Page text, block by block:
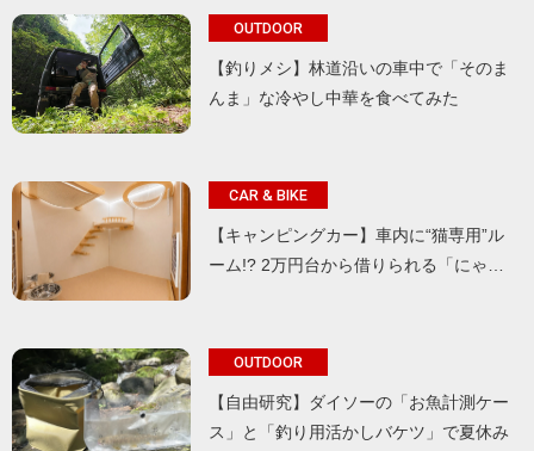
OUTDOOR
【釣りメシ】林道沿いの車中で「そのま
んま」な冷やし中華を食べてみた
CAR & BIKE
【キャンピングカー】車内に“猫専用”ル
ーム!? 2万円台から借りられる「にゃ…
OUTDOOR
【自由研究】ダイソーの「お魚計測ケー
ス」と「釣り用活かしバケツ」で夏休み